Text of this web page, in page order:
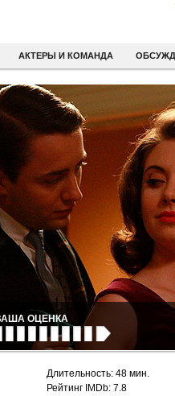
АКТЕРЫ И КОМАНДА
ОЦЕНКА
Длительность: 48 мин.
Рейтинг IMDb: 7.8